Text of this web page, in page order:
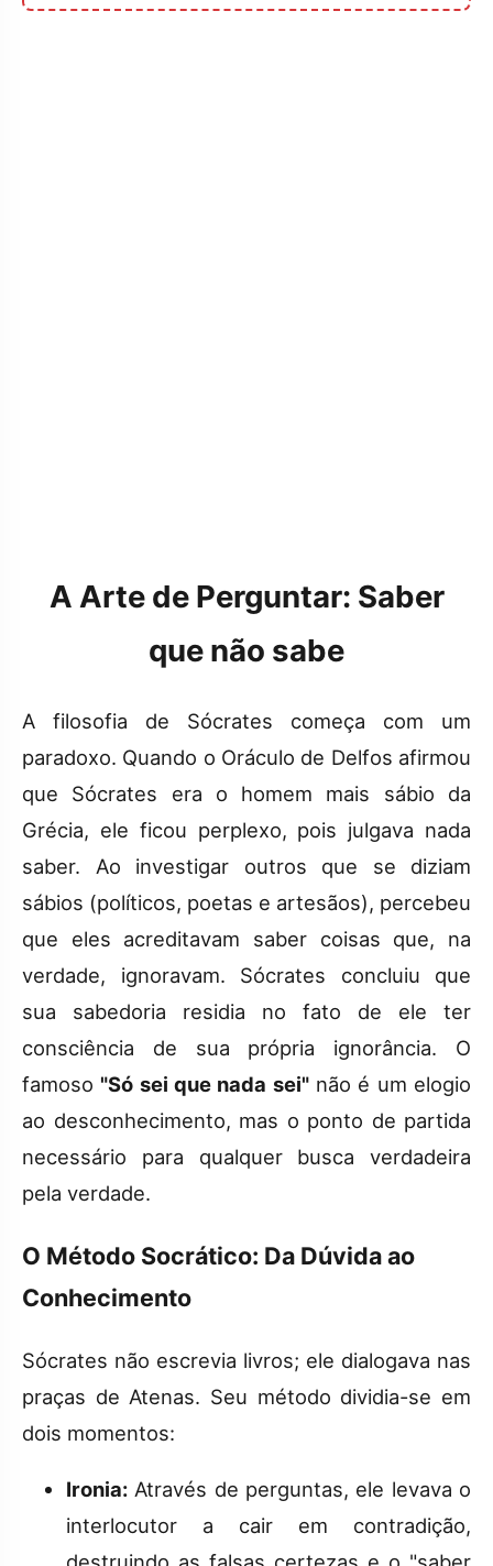
A Arte de Perguntar: Saber
que não sabe
A filosofia de Sócrates começa com um
paradoxo. Quando o Oráculo de Delfos afirmou
que Sócrates era o homem mais sábio da
Grécia, ele ficou perplexo, pois julgava nada
saber. Ao investigar outros que se diziam
sábios (políticos, poetas e artesãos), percebeu
que eles acreditavam saber coisas que, na
verdade, ignoravam. Sócrates concluiu que
sua sabedoria residia no fato de ele ter
consciência de sua própria ignorância. O
famoso "Só sei que nada sei"não é um elogio
ao desconhecimento, mas o ponto de partida
necessário para qualquer busca verdadeira
pela verdade.
O Método Socrático: Da Dúvida ao
Conhecimento
Sócrates não escrevia livros; ele dialogava nas
praças de Atenas. Seu método dividia-se em
dois momentos:
Ironia: Através de perguntas, ele levava o
interlocutor a cair em contradição,